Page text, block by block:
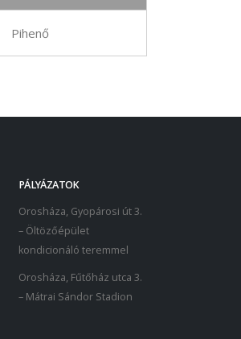
Pihenő
PÁLYÁZATOK
Orosháza, Gyopárosi út 3.
– Öltözőépület
kondicionáló teremmel
Orosháza, Fűtőház utca 3.
– Mátrai Sándor Stadion